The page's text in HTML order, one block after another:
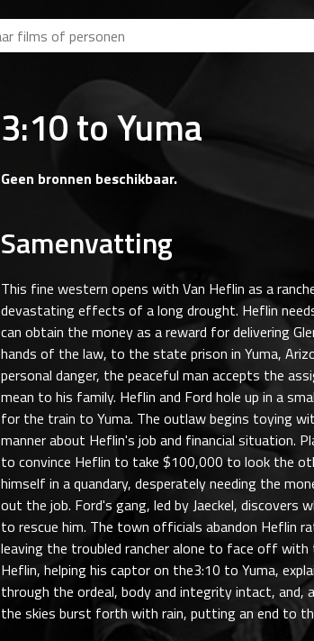
3:10 to Yuma
Geen bronnen beschikbaar.
Samenvatting
This fine western opens with Van Heflin as a
devastating effects of a long drought. Heflin
can obtain the money as a reward for delivering
hands of the law, to the state prison in Yuma,
personal danger, the peaceful man accepts the
mean to his family. Heflin and Ford hole up in a
for the train to Yuma. The outlaw begins toying
manner about Heflin's job and financial situation.
to convince Heflin to take $100,000 to look the
himself in a quandary, desperately needing the
out the job. Ford's gang, led by Jaeckel, discovers
to rescue him. The town officials abandon Heflin
leaving the troubled rancher alone to face off
Heflin, helping his captor on the3:10 to Yuma,
through the ordeal, body and integrity intact,
the skies burst forth with rain, putting an end to